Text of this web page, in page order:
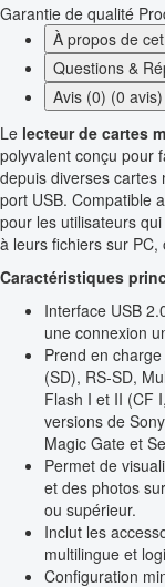
Garantie de qualité
À propos de
Questions &
Avis (0) (0 avis)
Le lecteur de cartes
polyvalent conçu pour
depuis diverses cartes
port USB. Compatible
pour les utilisateurs
à leurs fichiers sur
Caractéristiques
Interface USB
une connexion
Prend en
(SD), RS-SD,
Flash I et II (CF
versions de
Magic Gate et
Permet de
et des photos
ou supérieur.
Inclut les
multilingue et
Configuration